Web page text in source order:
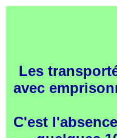
Les
avec
C'est